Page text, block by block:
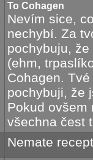
To Cohagen
Nevím sice,
nechybí. Za
pochybuju,
(ehm,
Cohagen.
pochybuji, že
Pokud ovšem
všechna čest
Nemate